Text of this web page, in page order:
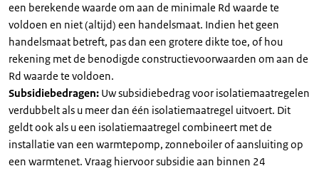
een berekende waarde om aan de minimale Rd waarde te
voldoen en niet (altijd) een handelsmaat. Indien het geen
handelsmaat betreft, pas dan een grotere dikte toe, of hou
rekening met de benodigde constructievoorwaarden om aan de
Rd waarde te voldoen.
Subsidiebedragen: Uw subsidiebedrag voor isolatiemaatregelen
verdubbelt als u meer dan één isolatiemaatregel uitvoert. Dit
geldt ook als u een isolatiemaatregel combineert met de
installatie van een warmtepomp, zonneboiler of aansluiting op
een warmtenet. Vraag hiervoor subsidie aan binnen 24